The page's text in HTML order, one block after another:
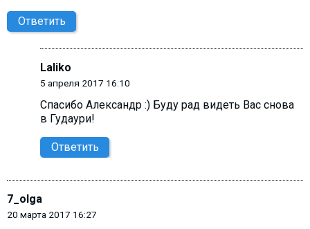
Ответить
Laliko
5 апреля 2017 16:10
Спасибо Александр :) Буду рад видеть Вас снова
в Гудаури!
Ответить
7_olga
20 марта 2017 16:27